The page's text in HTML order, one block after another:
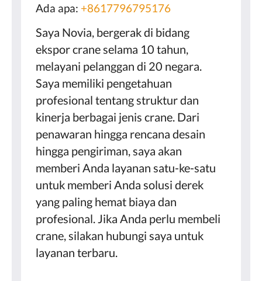
Ada apa: +8617796795176
Saya Novia, bergerak di bidang
ekspor crane selama 10 tahun,
melayani pelanggan di 20 negara.
Saya memiliki pengetahuan
profesional tentang struktur dan
kinerja berbagai jenis crane. Dari
penawaran hingga rencana desain
hingga pengiriman, saya akan
memberi Anda layanan satu-ke-satu
untuk memberi Anda solusi derek
yang paling hemat biaya dan
profesional. Jika Anda perlu membeli
crane, silakan hubungi saya untuk
layanan terbaru.